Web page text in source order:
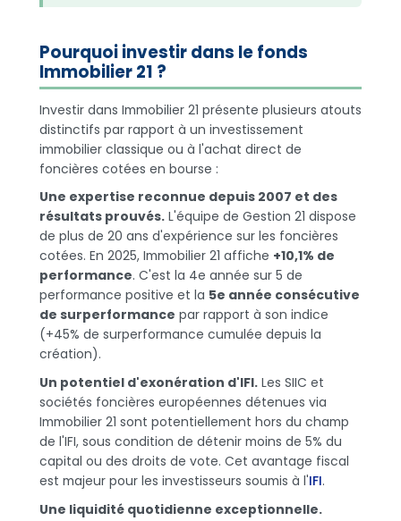
Pourquoi investir dans le fonds
Immobilier 21 ?
Investir dans Immobilier 21 présente plusieurs atouts
distinctifs par rapport à un investissement
immobilier classique ou à l'achat direct de
foncières cotées en bourse :
Une expertise reconnue depuis 2007 et des
résultats prouvés. L'équipe de Gestion 21 dispose
de plus de 20 ans d'expérience sur les foncières
cotées. En 2025, Immobilier 21 affiche +10,1% de
performance. C'est la 4e année sur 5 de
performance positive et la 5e année consécutive
de surperformance par rapport à son indice
(+45% de surperformance cumulée depuis la
création).
Un potentiel d'exonération d'IFI. Les SIIC et
sociétés foncières européennes détenues via
Immobilier 21 sont potentiellement hors du champ
de l'IFI, sous condition de détenir moins de 5% du
capital ou des droits de vote. Cet avantage fiscal
est majeur pour les investisseurs soumis à l'IFI.
Une liquidité quotidienne exceptionnelle.